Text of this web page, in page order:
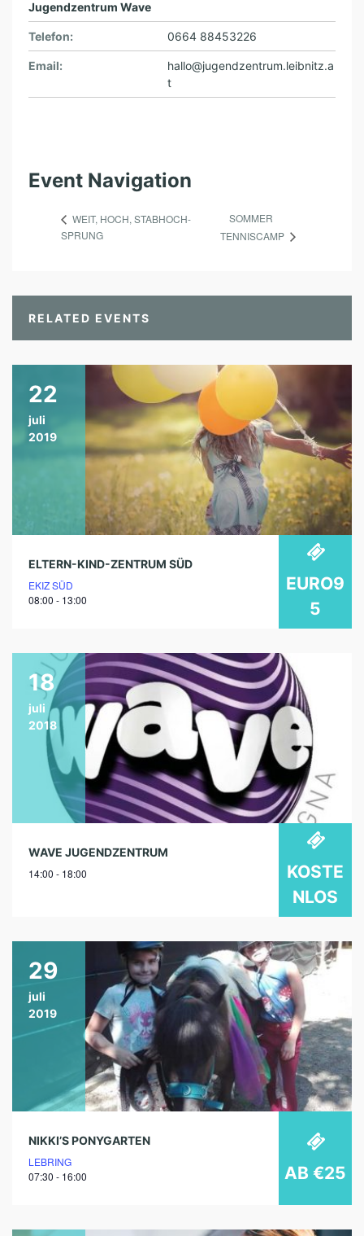
Jugendzentrum Wave
Telefon: 0664 88453226
Email:
hallo@jugendzentrum.leibnitz.a
t
Event Navigation
WEIT, HOCH, STABHOCH-
SPRUNG
SOMMER
TENNISCAMP
RELATED EVENTS
22
juli
2019
ELTERN-KIND-ZENTRUM SÜD
EKIZ SÜD
08:00 - 13:00
EURO9
5
18
juli
2018
WAVE JUGENDZENTRUM
14:00 - 18:00
KOSTE
NLOS
29
juli
2019
NIKKI’S PONYGARTEN
LEBRING
07:30 - 16:00
AB €25